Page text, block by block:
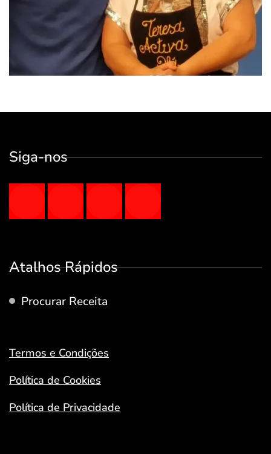
Siga-nos
Atalhos Rápidos
Procurar Receita
Termos e Condições
Política de Cookies
Política de Privacidade